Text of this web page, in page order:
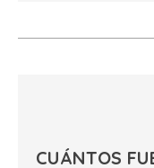
CUÁNTOS